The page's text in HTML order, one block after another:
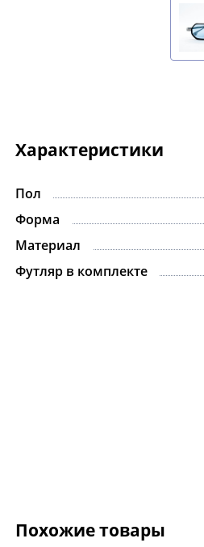
Характеристики
Пол
Форма
Материал
Футляр в комплекте
Похожие товары